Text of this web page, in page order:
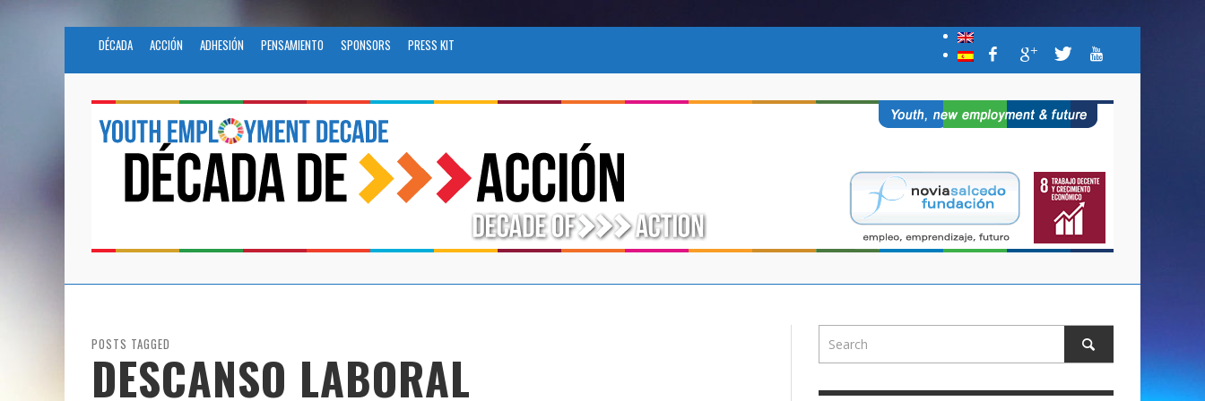
DÉCADA ACCIÓN ADHESIÓN PENSAMIENTO SPONSORS PRESS KIT
POSTS TAGGED
DESCANSO LABORAL